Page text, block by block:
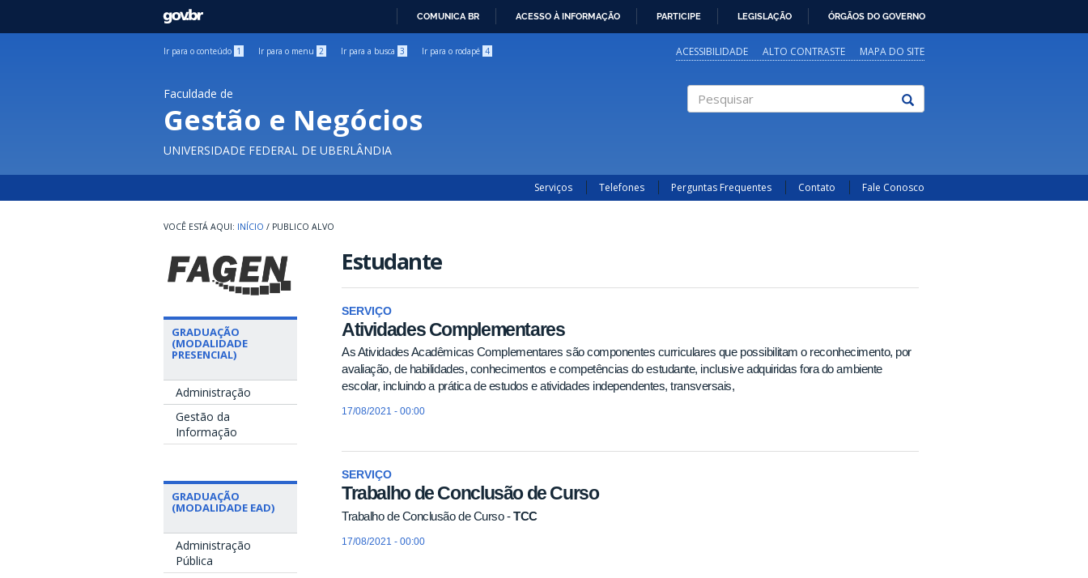
GOVBR
COMUNICA BR ACESSO À INFORMAÇÃO PARTICIPE LEGISLAÇÃO ÓRGÃOS DO GOVERNO
Ir para o conteúdo 1 Ir para o menu 2 Ir para a busca 3 Ir para o rodapé 4 ACESSIBILIDADE ALTO CONTRASTE MAPA DO SITE
Faculdade de
Gestão e Negócios
UNIVERSIDADE FEDERAL DE UBERLÂNDIA
Serviços Telefones Perguntas Frequentes Contato Fale Conosco
INÍCIO / PUBLICO ALVO
GRADUAÇÃO
(MODALIDADE
PRESENCIAL)
Administração
Gestão da
Informação
GRADUAÇÃO
(MODALIDADE EAD)
Administração
Pública
Estudante
SERVIÇO
Atividades Complementares
As Atividades Acadêmicas Complementares são componentes curriculares que possibilitam o reconhecimento, por
avaliação, de habilidades, conhecimentos e competências do estudante, inclusive adquiridas fora do ambiente
escolar, incluindo a prática de estudos e atividades independentes, transversais,
17/08/2021 - 00:00
SERVIÇO
Trabalho de Conclusão de Curso
Trabalho de Conclusão de Curso -TCC
17/08/2021 - 00:00